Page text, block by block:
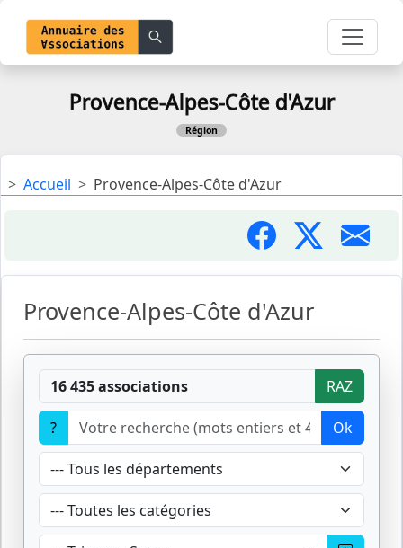
Provence-Alpes-Côte d'Azur
Région
Accueil Provence-Alpes-Côte d'Azur
Provence-Alpes-Côte d'Azur
16 435 associations RAZ
? Ok